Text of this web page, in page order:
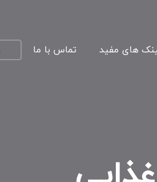
های مفید تماس با ما